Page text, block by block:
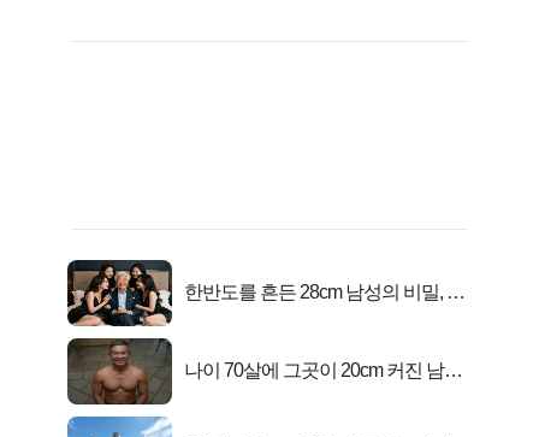
한반도를 흔든 28cm 남성의 비밀, 매
나이 70살에 그곳이 20cm 커진 남자..